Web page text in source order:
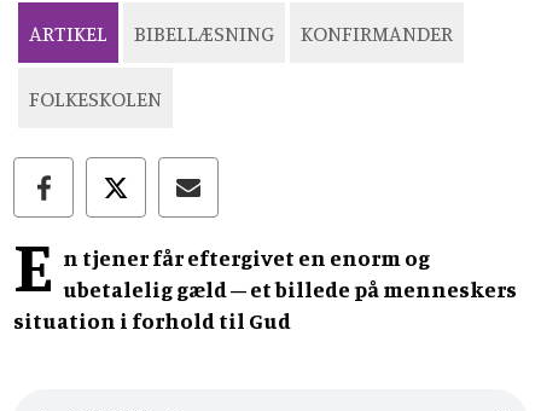
ARTIKEL BIBELLÆSNING KONFIRMANDER
FOLKESKOLEN
E n tjener får eftergivet en enorm og
ubetalelig gæld – et billede på menneskers
situation i forhold til Gud